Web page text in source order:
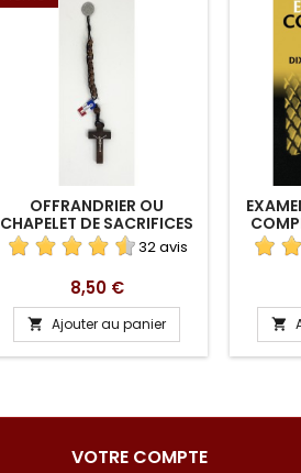
OFFRANDRIER OU
CHAPELET DE SACRIFICES
32 avis
Prix
8,50 €
 Ajouter au panier
DIX

VOTRE COMPTE